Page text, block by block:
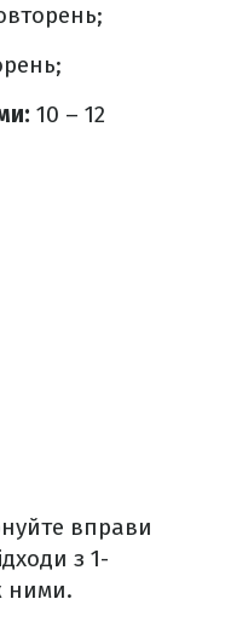
10 – 12
вправи
з 1-
ними.